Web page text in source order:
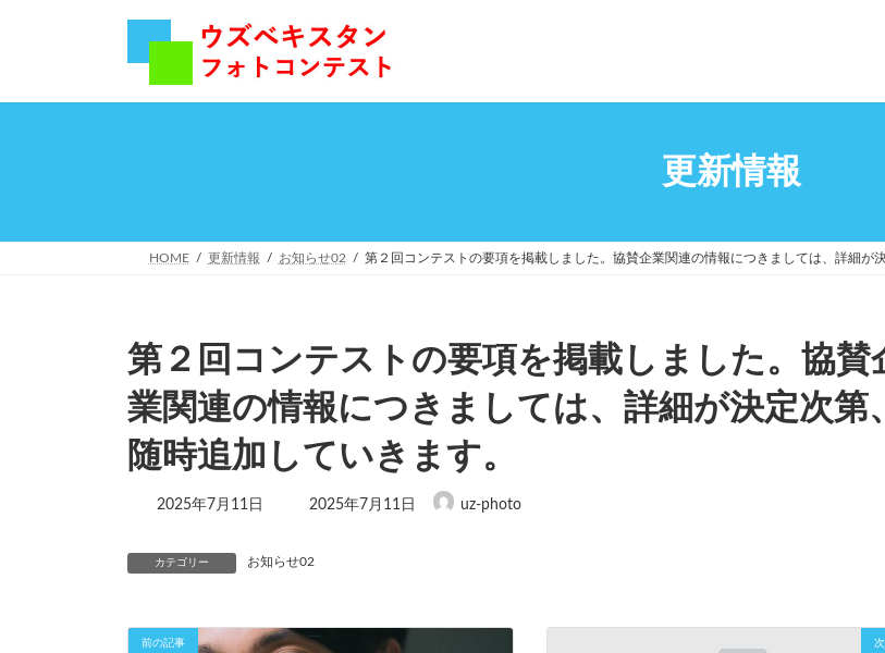
ツ
シ
更新情報
HOME 更新情報 お知らせ02 第２回コンテストの要項を掲載しました。協賛企業関連の情報につきましては、詳細が
第２回コンテストの要項を掲載しました。協賛
業関連の情報につきましては、詳細が決定次第、
随時追加していきます。
2025年7月11日
最
新
2025年7月11日 uz-photo
カテゴリー お知らせ02
前の記事